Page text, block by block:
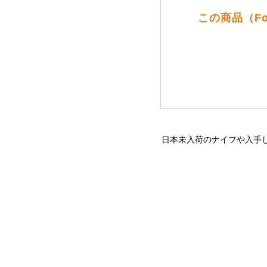
この商品（
日本未入荷のナイフや入手